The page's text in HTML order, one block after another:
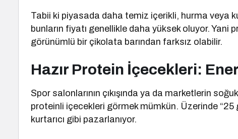
Tabii ki piyasada daha temiz içerikli, hurma veya
bunların fiyatı genellikle daha yüksek oluyor. Yani
görünümlü bir çikolata barından farksız olabilir.
Hazır Protein İçecekleri:
Spor salonlarının çıkışında ya da marketlerin
proteinli içecekleri görmek mümkün. Üzerinde
kurtarıcı gibi pazarlanıyor.